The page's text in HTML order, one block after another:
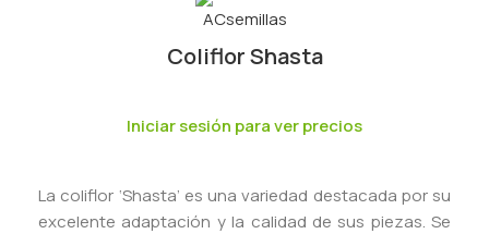
Coliflor Shasta
Iniciar sesión para ver precios
La coliflor ‘Shasta’ es una variedad destacada por su
excelente adaptación y la calidad de sus piezas. Se